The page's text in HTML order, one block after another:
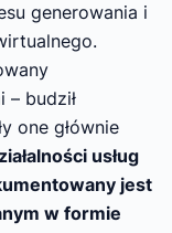
generowania i
– budził
one głównie
usług
jest
w formie